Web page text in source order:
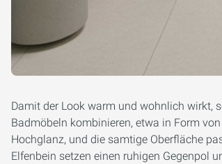
Damit der Look warm und wohnlich wirkt,
Badmöbeln kombinieren, etwa in Form
Hochglanz, und die samtige Oberfläche
Elfenbein setzen einen ruhigen Gegenpol